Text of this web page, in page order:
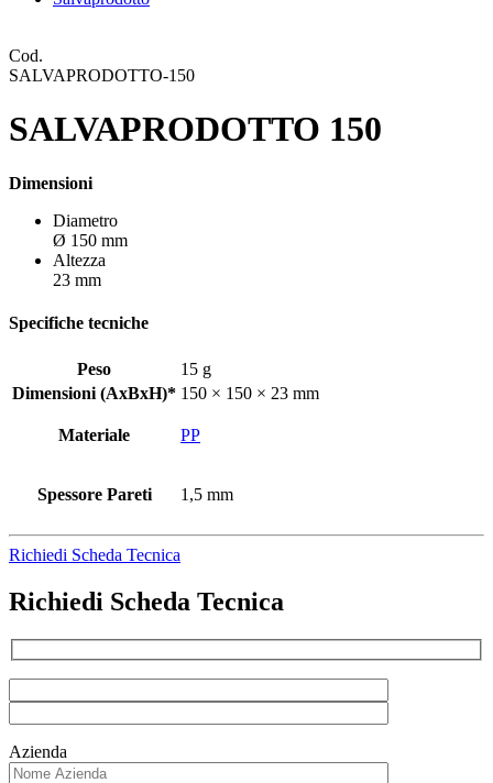
Cod.
SALVAPRODOTTO-150
SALVAPRODOTTO 150
Dimensioni
Diametro
Ø 150 mm
Altezza
23 mm
Specifiche tecniche
Peso
15 g
Dimensioni (AxBxH)* 150 × 150 × 23 mm
Materiale PP
Spessore Pareti 1,5 mm
Richiedi Scheda Tecnica
Richiedi Scheda Tecnica
Azienda